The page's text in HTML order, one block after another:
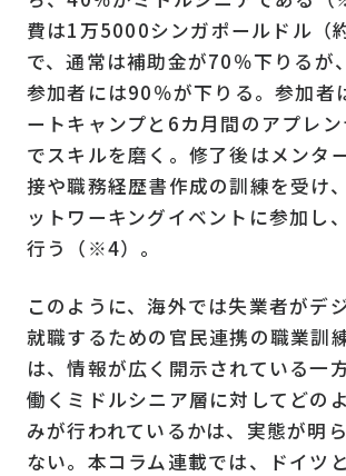
費は1万5000シンガポールドル（
で、通常は補助金が70％下りるが
参加者には90％が下りる。参加者
ートキャンプと6カ月間のアプレ
でスキルを磨く。修了後はメンタ
接や職務経歴書作成の訓練を受け
ットワーキングイベントに参加し
行う（※4）。
このように、海外では失業者がデ
就職するための官民連携の職業訓
は、情報が広く開示されている一
働くミドルシニア層に対してどの
みが行われているかは、実態が明
ない。本コラム連載では、ドイツ